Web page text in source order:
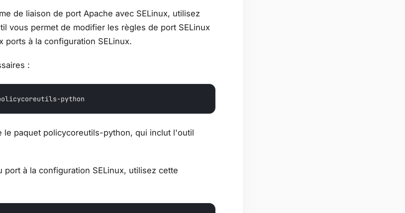
de liaison de port Apache avec SELinux, utilisez
vous permet de modifier les règles de port SELinux
ports à la configuration SELinux.
:
python
le paquet policycoreutils-python, qui inclut l'outil
port à la configuration SELinux, utilisez cette